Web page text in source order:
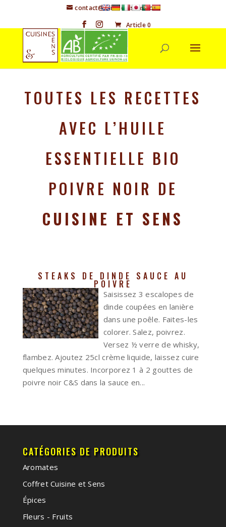
contact@cuisineetsens.com
Article 0
TOUTES LES RECETTES
AVEC L’HUILE
ESSENTIELLE BIO
POIVRE NOIR DE
CUISINE ET SENS
STEAKS DE DINDE SAUCE AU
POIVRE
Saisissez 3 escalopes de
dinde coupées en lanière
dans une poêle. Faites-les
colorer. Salez, poivrez.
Versez ½ verre de whisky,
flambez. Ajoutez 25cl crème liquide, laissez cuire
quelques minutes. Incorporez 1 à 2 gouttes de
poivre noir C&S dans la sauce en...
CATÉGORIES DE PRODUITS
Aromates
Coffret Cuisine et Sens
Épices
Fleurs - Fruits